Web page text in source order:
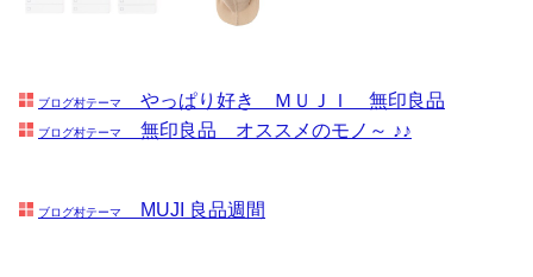
ブログ村テーマ やっぱり好き ＭＵＪＩ 無印良品
ブログ村テーマ 無印良品 オススメのモノ～ ♪♪
ブログ村テーマ MUJI 良品週間